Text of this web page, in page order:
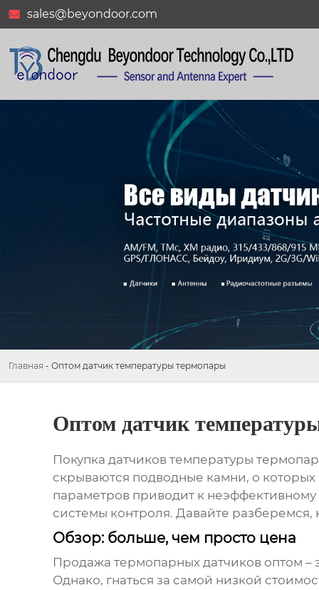
 sales@beyondoor.com
Главная - Оптом датчик температуры термопары
Оптом датчик
Покупка датчиков температуры термопар
скрываются подводные камни, о
параметров приводит к
системы контроля. Давайте
Обзор: больше, чем просто цена
Продажа термопарных датчиковоптом –
Однако, гнаться за самой низкой